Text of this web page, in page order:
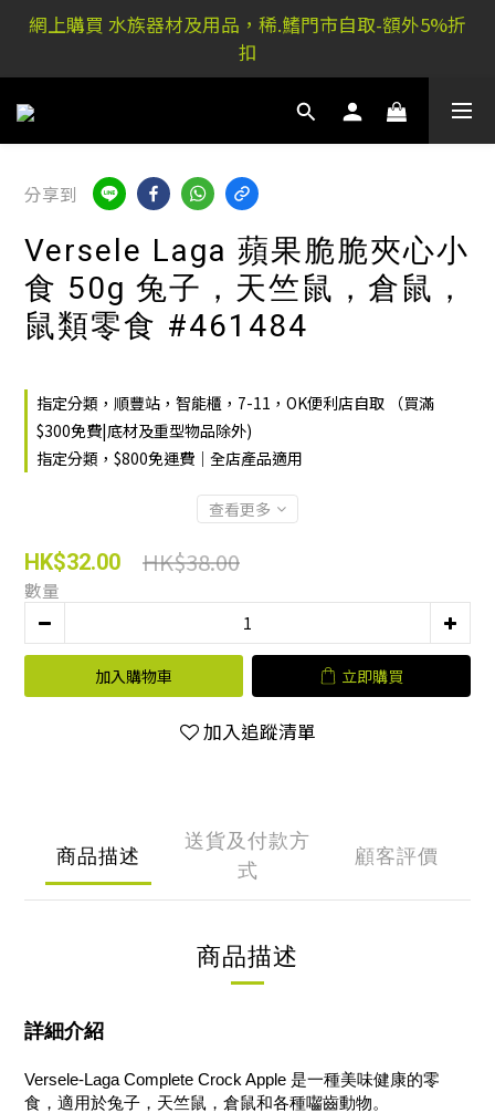
稀.鰭元朗店: 又新街51P號富祐閣16號地下｜ 稀.鰭旺角
店: 西洋菜南街101號金德行11樓
網上購買 水族器材及用品，稀.鰭門市自取-額外5%折
扣
稀.鰭元朗店: 又新街51P號富祐閣16號地下｜ 稀.鰭旺角
店: 西洋菜南街101號金德行11樓
分享到
Versele Laga 蘋果脆脆夾心小
食 50g 兔子，天竺鼠，倉鼠，
鼠類零食 #461484
指定分類，順豐站，智能櫃，7-11，OK便利店自取 （買滿
$300免費|底材及重型物品除外)
指定分類，$800免運費｜全店產品適用
查看更多
HK$32.00 HK$38.00
數量
加入購物車 立即購買
加入追蹤清單
商品描述
送貨及付款方
式
顧客評價
商品描述
詳細介紹
Versele-Laga Complete Crock Apple 是一種美味健康的零
食，適用於兔子，天竺鼠，倉鼠和各種囓齒動物。